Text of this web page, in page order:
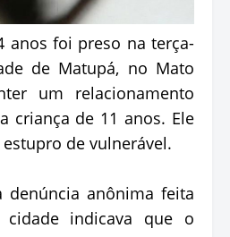
anos foi preso na terça-
de Matupá, no Mato
um relacionamento
criança de 11 anos. Ele
de vulnerável.
denúncia anônima feita
cidade indicava que o